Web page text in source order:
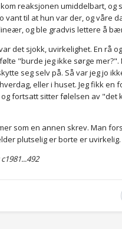
reaksjonen umiddelbart, og
vant til at hun var der, og våre
og ble gradvis lettere å
det sjokk, uvirkelighet. En rå
følte "burde jeg ikke sørge
seg selv på. Så var jeg jo
eller i huset. Jeg fikk en
fortsatt sitter følelsen av "det
som en annen skrev. Man
plutselig er borte er uvirkelig.